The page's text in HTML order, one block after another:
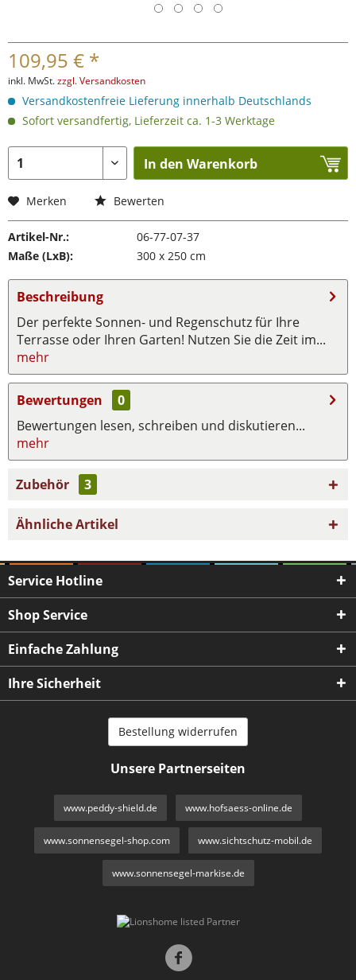
109,95 € *
inkl. MwSt.zzgl. Versandkosten
Versandkostenfreie Lieferung innerhalb Deutschlands
Sofort versandfertig, Lieferzeit ca. 1-3 Werktage
In den Warenkorb
Merken Bewerten
Artikel-Nr.:
06-77-07-37
Maße (LxB):
300 x 250 cm
Beschreibung
Der perfekte Sonnen- und Regenschutz für Ihre
Terrasse oder Ihren Garten! Nutzen Sie die Zeit im...
mehr
Bewertungen
0
Bewertungen lesen, schreiben und diskutieren...
mehr
Zubehör 3
Ähnliche Artikel
Service Hotline
Shop Service
Einfache Zahlung
Ihre Sicherheit
Bestellung widerrufen
Unsere Partnerseiten
www.peddy-shield.de www.hofsaess-online.de
www.sonnensegel-shop.com www.sichtschutz-mobil.de
www.sonnensegel-markise.de